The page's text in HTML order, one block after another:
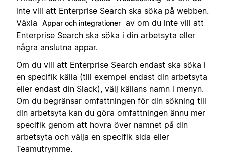
inte vill att Enterprise Search ska söka på webben.
Växla
Appar och integrationer av om du inte vill att
Enterprise Search ska söka i din arbetsyta eller
några anslutna appar.
Om du vill att Enterprise Search endast ska söka i
en specifik källa (till exempel endast din arbetsyta
eller endast din Slack), välj källans namn i menyn.
Om du begränsar omfattningen för din sökning till
din arbetsyta kan du göra omfattningen ännu mer
specifik genom att hovra över namnet på din
arbetsyta och välja en specifik sida eller
Teamutrymme.